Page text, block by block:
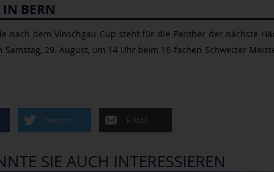
IN BERN
nach dem Vinschgau Cup steht für die Panther der nächste
Samstag, 29. August, um 14 Uhr beim 16-fachen Schweizer
twittern E-Mail
SIE AUCH INTERESSIEREN